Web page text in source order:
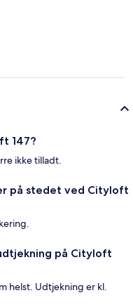
147?
ikke tilladt.
på stedet ved Cityloft
på Cityloft
helst. Udtjekning er kl.